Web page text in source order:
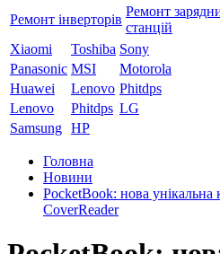
Ремонт інверторів
Ремонт
станцій
Xiaomi
Toshiba Sony
Panasonic MSI
Motorola
Huawei
Lenovo Phitdps
Lenovo
Phitdps LG
Samsung HP
Головна
Новини
PocketBook: нова унікальна
CoverReader